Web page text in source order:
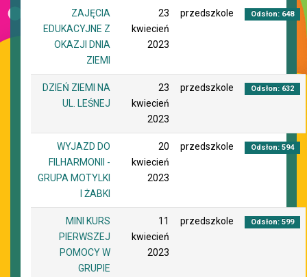
ZAJĘCIA
EDUKACYJNE Z
OKAZJI DNIA
ZIEMI
23
kwiecień
2023
przedszkole Odsłon: 648
DZIEŃ ZIEMI NA
UL. LEŚNEJ
23
kwiecień
2023
przedszkole Odsłon: 632
WYJAZD DO
FILHARMONII -
GRUPA MOTYLKI
I ŻABKI
20
kwiecień
2023
przedszkole Odsłon: 594
MINI KURS
PIERWSZEJ
POMOCY W
GRUPIE
11
kwiecień
2023
przedszkole Odsłon: 599